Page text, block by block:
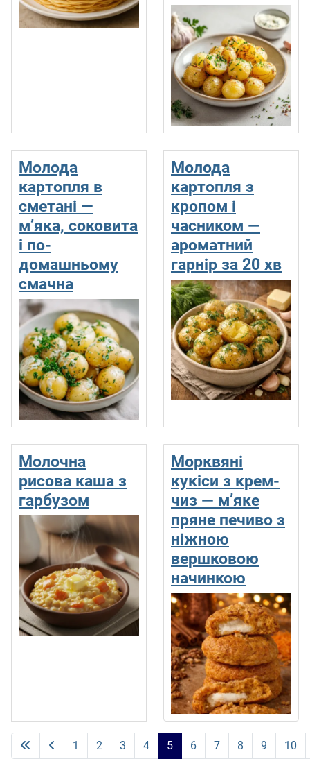
Молода
картопля в
сметані —
м’яка, соковита
і по-
домашньому
смачна
Молода
картопля з
кропом і
часником —
ароматний
гарнір за 20 хв
Молочна
рисова каша з
гарбузом
Морквяні
кукіси з крем-
чиз — м’яке
пряне печиво з
ніжною
вершковою
начинкою
Сторінка 5 із 11
1 2 3 4 5 6 7 8 9 10